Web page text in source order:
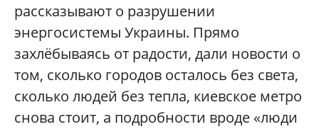
рассказывают о разрушении
энергосистемы Украины. Прямо
захлёбываясь от радости, дали новости о
том, сколько городов осталось без света,
сколько людей без тепла, киевское метро
снова стоит, а подробности вроде «люди